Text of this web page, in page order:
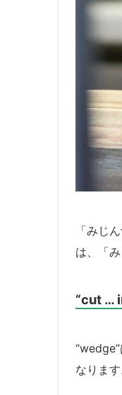
「みじ
は、「
“cut …
なりま